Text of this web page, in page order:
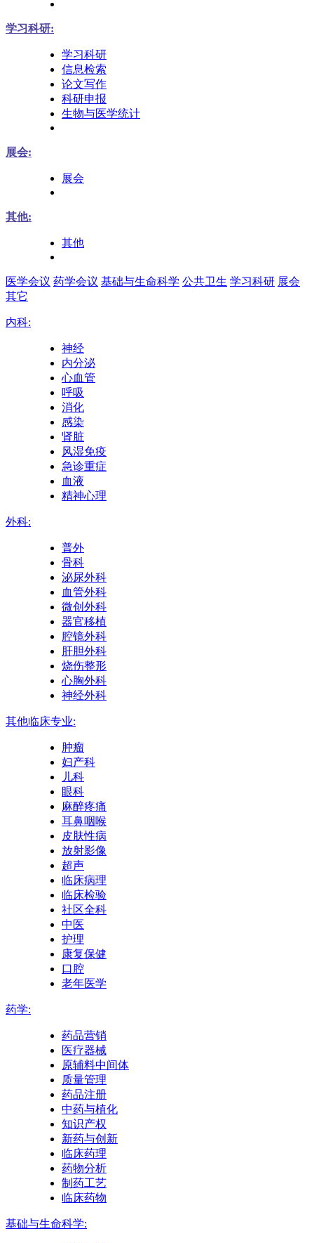
学习科研:
学习科研
信息检索
论文写作
科研申报
生物与医学统计
展会:
展会
其他:
其他
医学会议 药学会议 基础与生命科学 公共卫生 学习科研 展会
其它
内科:
神经
内分泌
心血管
呼吸
消化
感染
肾脏
风湿免疫
急诊重症
血液
精神心理
外科:
普外
骨科
泌尿外科
血管外科
微创外科
器官移植
腔镜外科
肝胆外科
烧伤整形
心胸外科
神经外科
其他临床专业:
肿瘤
妇产科
儿科
眼科
麻醉疼痛
耳鼻咽喉
皮肤性病
放射影像
超声
临床病理
临床检验
社区全科
中医
护理
康复保健
口腔
老年医学
药学:
药品营销
医疗器械
原辅料中间体
质量管理
药品注册
中药与植化
知识产权
新药与创新
临床药理
药物分析
制药工艺
临床药物
基础与生命科学: